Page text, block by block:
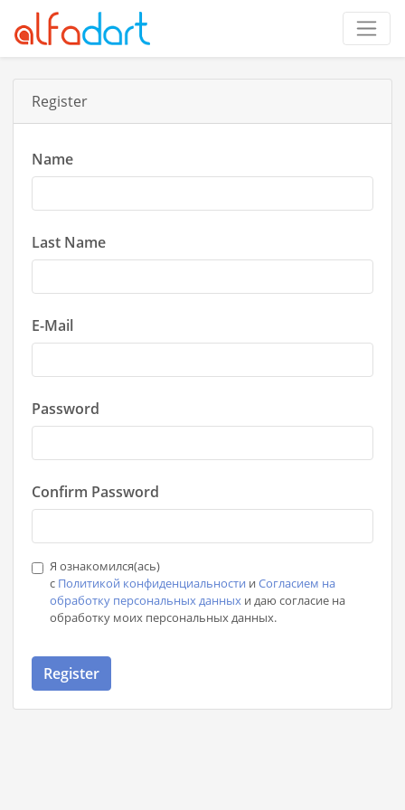
Register
Name
Last Name
E-Mail
Password
Confirm Password
Я ознакомился(ась)
с Политикой конфиденциальности и Согласием на
обработку персональных данных и даю согласие на
обработку моих персональных данных.
Register